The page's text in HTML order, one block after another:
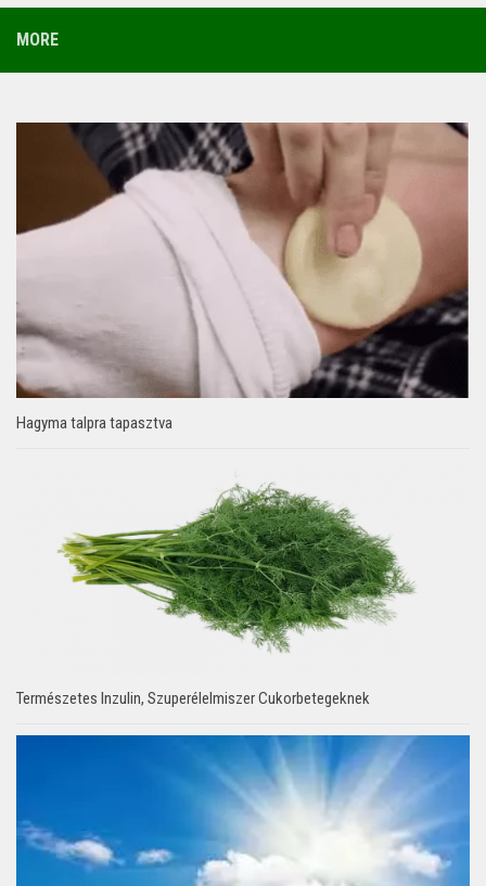
MORE
Hagyma talpra tapasztva
Természetes Inzulin, Szuperélelmiszer Cukorbetegeknek